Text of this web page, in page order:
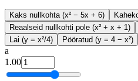
Kaks nullkohta (x² − 5x + 6)
Reaalseid nullkohti pole (x² + x + 1)
Lai (y = x²/4)
Pööratud (y = 4 − x²)
a
1.00